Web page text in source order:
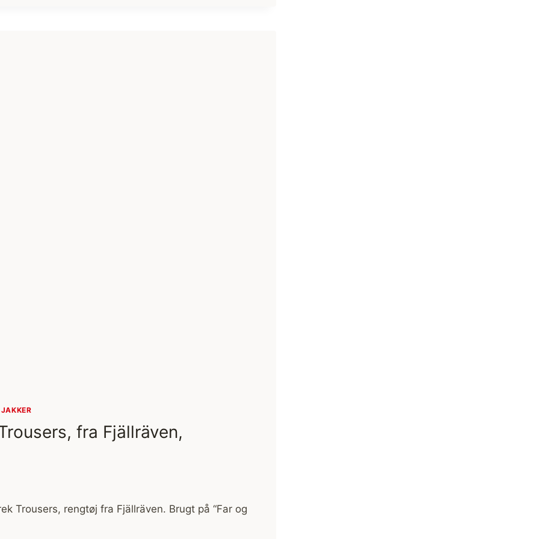
JAKKER
fra Fjällräven,
Trousers, rengtøj fra Fjällräven. Brugt på “Far og